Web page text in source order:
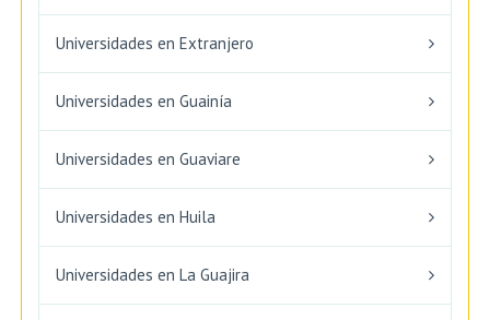
Universidades en Extranjero
Universidades en Guainía
Universidades en Guaviare
Universidades en Huila
Universidades en La Guajira